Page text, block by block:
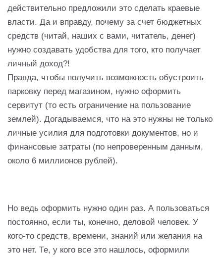
действительно предложили это сделать краевые
власти. Да и вправду, почему за счет бюджетных
средств (читай, наших с вами, читатель, денег)
нужно создавать удобства для того, кто получает
личный доход?!
Правда, чтобы получить возможность обустроить
парковку перед магазином, нужно оформить
сервитут (то есть ограничение на пользование
землей). Догадываемся, что на это нужны не только
личные усилия для подготовки документов, но и
финансовые затраты (по непроверенным данным,
около 6 миллионов рублей).
Но ведь оформить нужно один раз. А пользоваться
постоянно, если ты, конечно, деловой человек. У
кого-то средств, времени, знаний или желания на
это нет. Те, у кого все это нашлось, оформили